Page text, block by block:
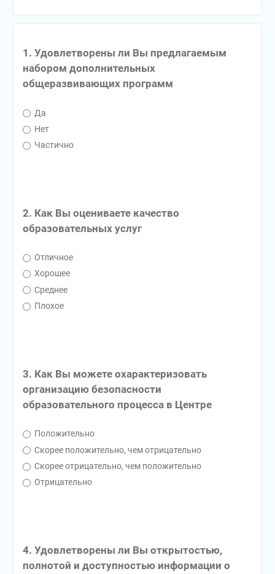
1. Удовлетворены ли Вы предлагаемым
набором дополнительных
общеразвивающих программ
Да
Нет
Частично
2. Как Вы оцениваете качество
образовательных услуг
Отличное
Хорошее
Среднее
Плохое
3. Как Вы можете охарактеризовать
организацию безопасности
образовательного процесса в Центре
Положительно
Скорее положительно, чем отрицательно
Скорее отрицательно, чем положительно
Отрицательно
4. Удовлетворены ли Вы открытостью,
полнотой и доступностью информации о